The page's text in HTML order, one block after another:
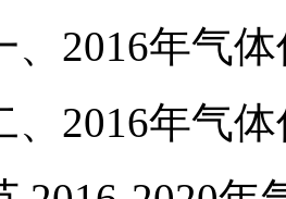
年气体传
年气体传